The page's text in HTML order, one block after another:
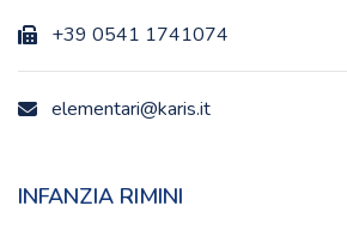
+39 0541 1741074
elementari@karis.it
INFANZIA RIMINI